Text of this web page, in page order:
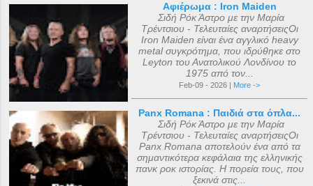
Αφιέρωμα : Iron Maiden
Σιδή Ρόκ Άστρο με την Μαρία
Τρέντσιου - Τελευταίες αναρτήσειςΟι
Iron Maiden είναι ένα αγγλικό heavy
metal συγκρότημα, που ιδρύθηκε στο
Leyton του Ανατολικού Λονδίνου το
1975 από τον...
Feb-09 - 2026 | More ->
Panx Romana : Παιδιά στα όπλα...
Σιδή Ρόκ Άστρο με την Μαρία
Τρέντσιου - Τελευταίες αναρτήσειςΟι
Panx Romana αποτελούν ένα από τα
σημαντικότερα κεφάλαια της ελληνικής
πανκ ροκ ιστορίας. Η πορεία τους, που
ξεκινά στις...